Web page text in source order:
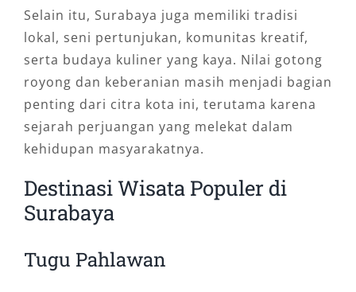
Selain itu, Surabaya juga memiliki tradisi
lokal, seni pertunjukan, komunitas kreatif,
serta budaya kuliner yang kaya. Nilai gotong
royong dan keberanian masih menjadi bagian
penting dari citra kota ini, terutama karena
sejarah perjuangan yang melekat dalam
kehidupan masyarakatnya.
Destinasi Wisata Populer di
Surabaya
Tugu Pahlawan